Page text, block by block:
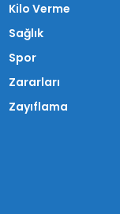
Kilo Verme
Sağlık
Spor
Zararları
Zayıflama